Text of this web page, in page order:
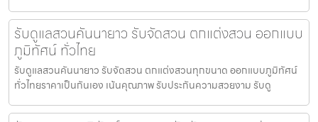
รับดูแลสวนคันนายาว รับจัดสวน ตกแต่งสวน ออกแบบ
ภูมิทัศน์ ทั่วไทย
รับดูแลสวนคันนายาว รับจัดสวน ตกแต่งสวนทุกขนาด ออกแบบภูมิทัศน์
ทั่วไทยราคาเป็นกันเอง เน้นคุณภาพ รับประกันความสวยงาม รับดู